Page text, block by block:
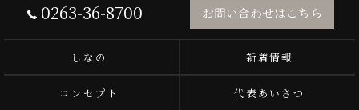
0263-36-8700 お問い合わせはこちら
しなの 新着情報
コンセプト 代表あいさつ